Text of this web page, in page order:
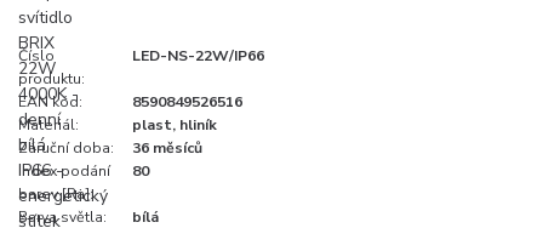
Číslo
produktu:
LED-NS-22W/IP66
EAN kód:
8590849526516
Materiál:
plast, hliník
Záruční doba:
36 měsíců
Index podání
barev [Ra]:
80
Barva světla:
bílá